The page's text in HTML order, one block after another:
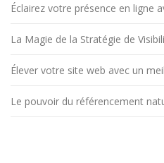
Éclairez votre présence en ligne
La Magie de la Stratégie de
Élever votre site web avec un
Le pouvoir du référencement